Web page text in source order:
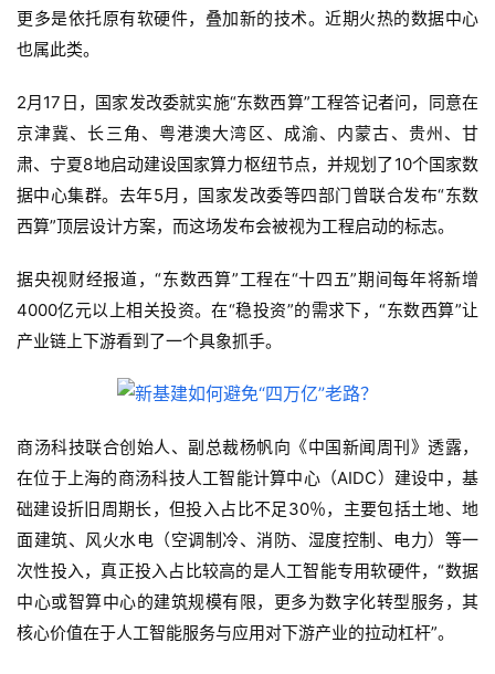
更多是依托原有软硬件，叠加新的技术。近期火热的数据中心
也属此类。
2月17日，国家发改委就实施“东数西算”工程答记者问，同意在
京津冀、长三角、粤港澳大湾区、成渝、内蒙古、贵州、甘
肃、宁夏8地启动建设国家算力枢纽节点，并规划了10个国家数
据中心集群。去年5月，国家发改委等四部门曾联合发布“东数
西算”顶层设计方案，而这场发布会被视为工程启动的标志。
据央视财经报道，“东数西算”工程在“十四五”期间每年将新增
4000亿元以上相关投资。在“稳投资”的需求下，“东数西算”让
产业链上下游看到了一个具象抓手。
商汤科技联合创始人、副总裁杨帆向《中国新闻周刊》透露，
在位于上海的商汤科技人工智能计算中心（AIDC）建设中，基
础建设折旧周期长，但投入占比不足30％，主要包括土地、地
面建筑、风火水电（空调制冷、消防、湿度控制、电力）等一
次性投入，真正投入占比较高的是人工智能专用软硬件，“数据
中心或智算中心的建筑规模有限，更多为数字化转型服务，其
核心价值在于人工智能服务与应用对下游产业的拉动杠杆”。